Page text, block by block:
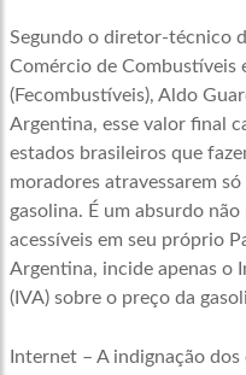
Segundo o diretor-técnico
Comércio de Combustíveis
(Fecombustíveis), Aldo
Argentina, esse valor final
estados brasileiros que
moradores atravessarem
gasolina. É um absurdo
acessíveis em seu próprio
Argentina, incide apenas o
(IVA) sobre o preço da
Internet – A indignação